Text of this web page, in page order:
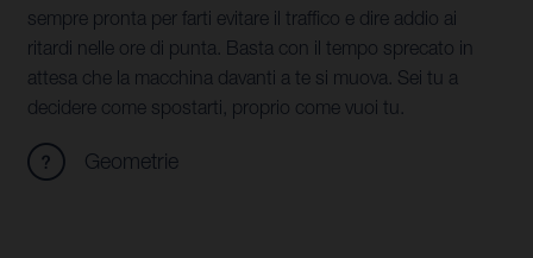
sempre pronta per farti evitare il traffico e dire addio ai
ritardi nelle ore di punta. Basta con il tempo sprecato in
attesa che la macchina davanti a te si muova. Sei tu a
decidere come spostarti, proprio come vuoi tu.
Geometrie